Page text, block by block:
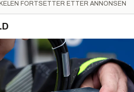
FORTSETTER ETTER ANNONSEN